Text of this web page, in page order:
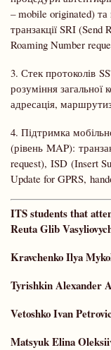
– mobile originated)
транзакції SRI
Roaming Number
3. Стек протоколів
розуміння загальної
адресація,
4. Підтримка
(рівень MAP):
request), ISD (Insert
Update for GPRS,
ITS students that
Reuta Glib
Kravchenko Ilya
Tyrishkin Alexander
Vetoshko Ivan
Matsyuk Elina